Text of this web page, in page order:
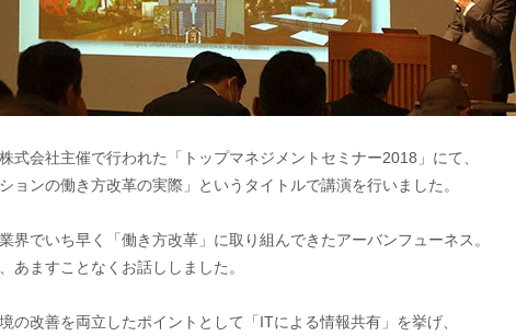
式会社主催で行われた「トップマネジメントセミナー2018」にて、
ョンの働き方改革の実際」というタイトルで講演を行いました。
界でいち早く「働き方改革」に取り組んできたアーバンフューネス。
あますことなくお話ししました。
の改善を両立したポイントとして「ITによる情報共有」を挙げ、